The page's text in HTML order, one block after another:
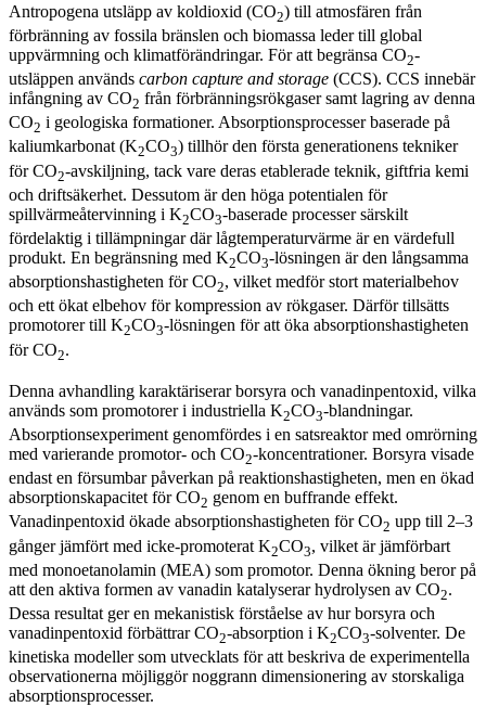
Antropogena utsläpp av koldioxid (CO2) till atmosfären från
förbränning av fossila bränslen och biomassa leder till global
uppvärmning och klimatförändringar. För att begränsa CO2-
utsläppen används carbon capture and storage (CCS). CCS innebär
infångning av CO2 från förbränningsrökgaser samt lagring av denna
CO2 i geologiska formationer. Absorptionsprocesser baserade på
kaliumkarbonat (K2CO3) tillhör den första generationens tekniker
för CO2-avskiljning, tack vare deras etablerade teknik, giftfria kemi
och driftsäkerhet. Dessutom är den höga potentialen för
spillvärmeåtervinning i K2CO3-baserade processer särskilt
fördelaktig i tillämpningar där lågtemperaturvärme är en värdefull
produkt. En begränsning med K2CO3-lösningen är den långsamma
absorptionshastigheten för CO2, vilket medför stort materialbehov
och ett ökat elbehov för kompression av rökgaser. Därför tillsätts
promotorer till K2CO3-lösningen för att öka absorptionshastigheten
för CO2.
Denna avhandling karaktäriserar borsyra och vanadinpentoxid, vilka
används som promotorer i industriella K2CO3-blandningar.
Absorptionsexperiment genomfördes i en satsreaktor med omrörning
med varierande promotor- och CO2-koncentrationer. Borsyra visade
endast en försumbar påverkan på reaktionshastigheten, men en ökad
absorptionskapacitet för CO2 genom en buffrande effekt.
Vanadinpentoxid ökade absorptionshastigheten för CO2 upp till 2–3
gånger jämfört med icke-promoterat K2CO3, vilket är jämförbart
med monoetanolamin (MEA) som promotor. Denna ökning beror på
att den aktiva formen av vanadin katalyserar hydrolysen av CO2.
Dessa resultat ger en mekanistisk förståelse av hur borsyra och
vanadinpentoxid förbättrar CO2-absorption i K2CO3-solventer. De
kinetiska modeller som utvecklats för att beskriva de experimentella
observationerna möjliggör noggrann dimensionering av storskaliga
absorptionsprocesser.